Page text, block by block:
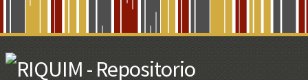
Main
Content